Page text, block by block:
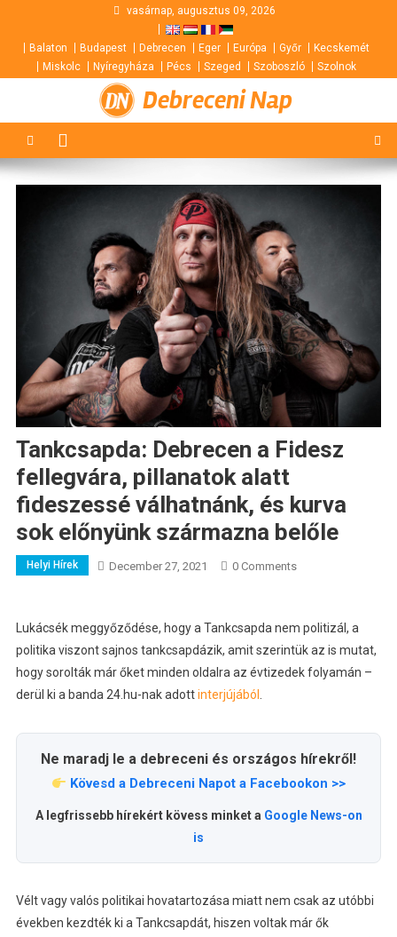
content
vasárnap, augusztus 09, 2026
Balaton Budapest Debrecen Eger Európa Győr
Kecskemét
Miskolc
Nyíregyháza Pécs Szeged Szoboszló Szolnok
Debreceni Nap
Tankcsapda: Debrecen a Fidesz
fellegvára, pillanatok alatt
fideszessé válhatnánk, és kurva
sok előnyünk származna belőle
Helyi Hírek December 27, 2021 0 Comments
Lukácsék meggyőződése, hogy a Tankcsapda nem politizál, a
politika viszont sajnos tankcsapdázik, amit szerintük az is mutat,
hogy sorolták már őket minden oldalra az évtizedek folyamán –
derül ki a banda 24.hu-nak adottinterjújából
Ne maradj le a debreceni és országos hírekről!
Kövesd a Debreceni Napot a Facebookon >>
A legfrissebb hírekért kövess minket a Google News-on
is
Vélt vagy valós politikai hovatartozása miatt nem csak az utóbbi
években kezdték ki a Tankcsapdát, hiszen voltak már ők